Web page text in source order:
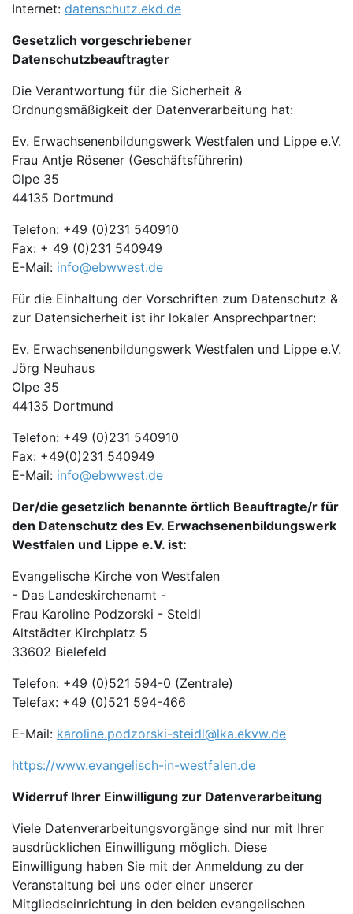
Internet: datenschutz.ekd.de
Gesetzlich vorgeschriebener
Datenschutzbeauftragter
Die Verantwortung für die Sicherheit &
Ordnungsmäßigkeit der Datenverarbeitung hat:
Ev. Erwachsenenbildungswerk Westfalen und Lippe e.V.
Frau Antje Rösener (Geschäftsführerin)
Olpe 35
44135 Dortmund
Telefon: +49 (0)231 540910
Fax: + 49 (0)231 540949
E-Mail: info@ebwwest.de
Für die Einhaltung der Vorschriften zum Datenschutz &
zur Datensicherheit ist ihr lokaler Ansprechpartner:
Ev. Erwachsenenbildungswerk Westfalen und Lippe e.V.
Jörg Neuhaus
Olpe 35
44135 Dortmund
Telefon: +49 (0)231 540910
Fax: +49(0)231 540949
E-Mail: info@ebwwest.de
Der/die gesetzlich benannte örtlich Beauftragte/r für
den Datenschutz des Ev. Erwachsenenbildungswerk
Westfalen und Lippe e.V. ist:
Evangelische Kirche von Westfalen
- Das Landeskirchenamt -
Frau Karoline Podzorski - Steidl
Altstädter Kirchplatz 5
33602 Bielefeld
Telefon: +49 (0)521 594-0 (Zentrale)
Telefax: +49 (0)521 594-466
E-Mail: karoline.podzorski-steidl@lka.ekvw.de
https://www.evangelisch-in-westfalen.de
Widerruf Ihrer Einwilligung zur Datenverarbeitung
Viele Datenverarbeitungsvorgänge sind nur mit Ihrer
ausdrücklichen Einwilligung möglich. Diese
Einwilligung haben Sie mit der Anmeldung zu der
Veranstaltung bei uns oder einer unserer
Mitgliedseinrichtung in den beiden evangelischen